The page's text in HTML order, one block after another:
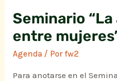
Seminario
entre
Agenda / Porfw2
Para anotarse en el